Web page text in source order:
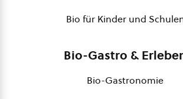
Bio für Kinder und
Bio-Gastro &
Bio-Gastronomie